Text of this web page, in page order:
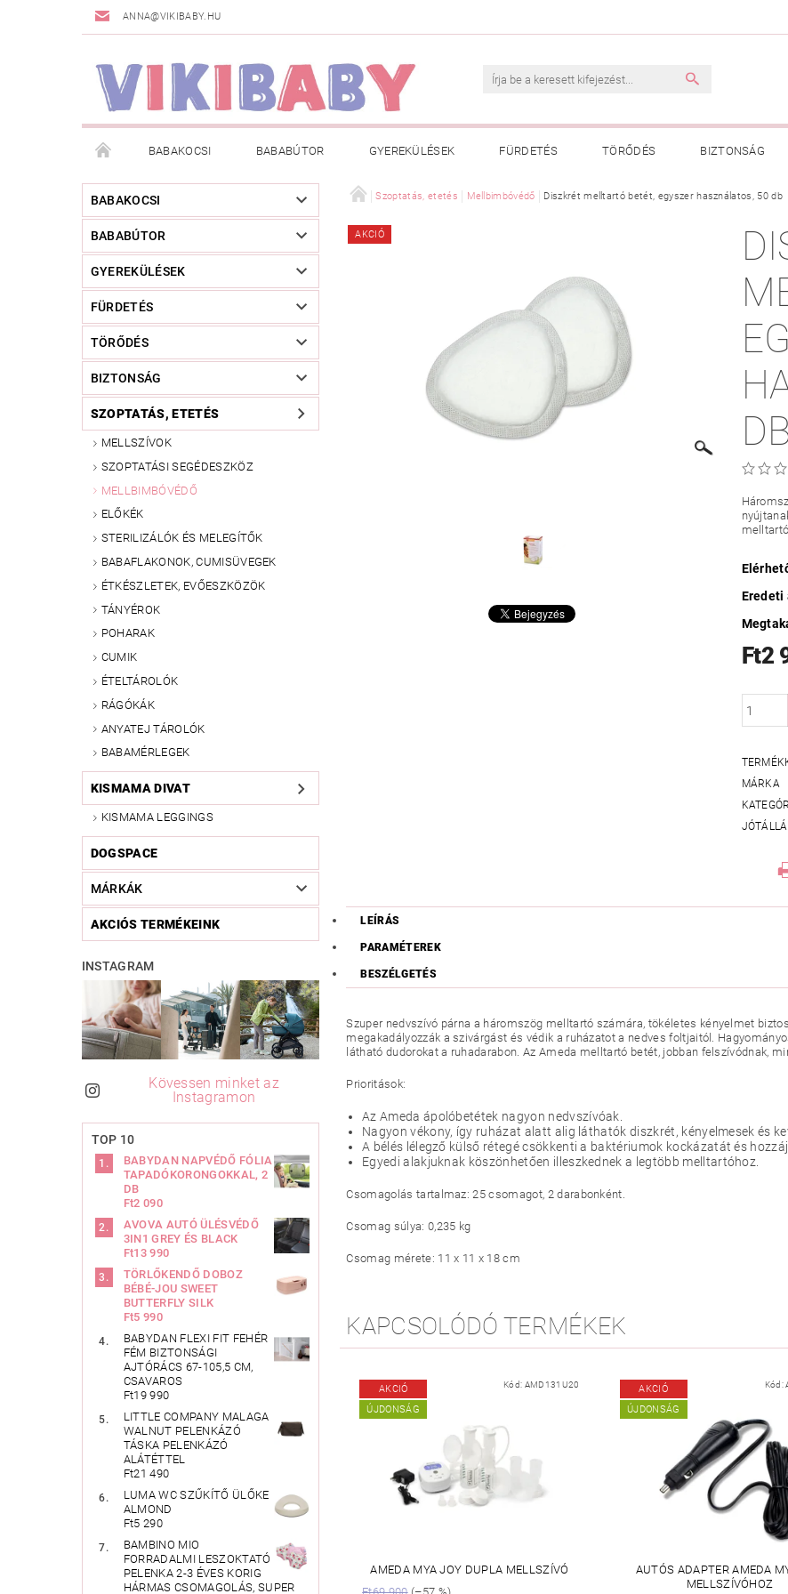
ANNA@VIKIBABY.HU
BABAKOCSI BABABÚTOR GYEREKÜLÉSEK FÜRDETÉS TÖRŐDÉS BIZTONSÁG
DOGSPACE AKCIÓS TERMÉKEINK VÁSÁRLÁSI FELTÉTELEK ADATKEZELÉSI
TÖRZSVÁSÁRLÓI PROGRAM RÓLUNK A MEGFELELŐ MÉRET MEGÁLLAPÍTÁSA
BABAKOCSI
BABABÚTOR
GYEREKÜLÉSEK
FÜRDETÉS
TÖRŐDÉS
BIZTONSÁG
SZOPTATÁS, ETETÉS
MELLSZÍVOK
SZOPTATÁSI SEGÉDESZKÖZ
MELLBIMBÓVÉDŐ
ELŐKÉK
STERILIZÁLÓK ÉS MELEGÍTŐK
BABAFLAKONOK, CUMISÜVEGEK
ÉTKÉSZLETEK, EVŐESZKÖZÖK
TÁNYÉROK
POHARAK
CUMIK
ÉTELTÁROLÓK
RÁGÓKÁK
ANYATEJ TÁROLÓK
BABAMÉRLEGEK
KISMAMA DIVAT
KISMAMA LEGGINGS
DOGSPACE
MÁRKÁK
AKCIÓS TERMÉKEINK
INSTAGRAM
Kövessen minket az
Instagramon
TOP 10
BABYDAN NAPVÉDŐ FÓLIA
TAPADÓKORONGOKKAL, 2
DB
Ft2 090
AVOVA AUTÓ ÜLÉSVÉDŐ
3IN1 GREY ÉS BLACK
Ft13 990
TÖRLŐKENDŐ DOBOZ
BÉBÉ-JOU SWEET
BUTTERFLY SILK
Ft5 990
BABYDAN FLEXI FIT FEHÉR
FÉM BIZTONSÁGI
AJTÓRÁCS 67-105,5 CM,
CSAVAROS
Ft19 990
LITTLE COMPANY MALAGA
WALNUT PELENKÁZÓ
TÁSKA PELENKÁZÓ
ALÁTÉTTEL
Ft21 490
LUMA WC SZŰKÍTŐ ÜLŐKE
ALMOND
Ft5 290
BAMBINO MIO
FORRADALMI LESZOKTATÓ
PELENKA 2-3 ÉVES KORIG
HÁRMAS CSOMAGOLÁS, SUPER
Szoptatás, etetés Mellbimbóvédő Diszkrét melltartó betét, egyszer használatos, 50 db
AKCIÓ
Eredeti
Ft2
MÁRKA
LEÍRÁS
PARAMÉTEREK
BESZÉLGETÉS
Szuper nedvszívó párna a háromszög melltartó számára, tökéletes kényelmet
megakadályozzák a szivárgást és védik a ruházatot a nedves foltjaitól.
látható dudorokat a ruhadarabon. Az Ameda melltartó betét, jobban felszívódnak,
Prioritások:
Az Ameda ápolóbetétek nagyon nedvszívóak.
Nagyon vékony, így ruházat alatt alig láthatók diszkrét, kényelmesek és
A bélés lélegző külső rétegé csökkenti a baktériumok kockázatát és
Egyedi alakjuknak köszönhetően illeszkednek a legtöbb melltartóhoz.
Csomagolás tartalmaz: 25 csomagot, 2 darabonként.
Csomag súlya: 0,235 kg
Csomag mérete: 11 x 11 x 18 cm
KAPCSOLÓDÓ TERMÉKEK
AKCIÓ
ÚJDONSÁG
Kód: AMD131U20
AMEDA MYA JOY DUPLA MELLSZÍVÓ
AKCIÓ
ÚJDONSÁG
Kód:
AUTÓS ADAPTER AMEDA
MELLSZÍVÓHOZ